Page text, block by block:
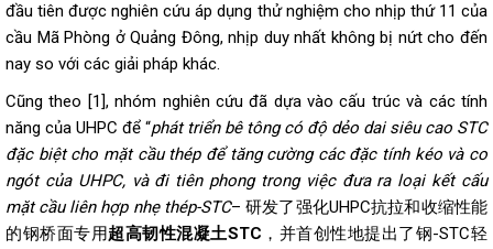
đầu tiên được nghiên cứu áp dụng thử nghiệm cho nhịp thứ 11 của
cầu Mã Phòng ở Quảng Đông, nhịp duy nhất không bị nứt cho đến
nay so với các giải pháp khác.
Cũng theo [1], nhóm nghiên cứu đã dựa vào cấu trúc và các tính
năng của UHPC để “phát triển bê tông có độ dẻo dai siêu cao STC
đặc biệt cho mặt cầu thép để tăng cường các đặc tính kéo và co
ngót của UHPC, và đi tiên phong trong việc đưa ra loại kết cấu
mặt cầu liên hợp nhẹ thép-STC– 研发了强化UHPC抗拉和收缩性能
的钢桥面专用超高韧性混凝土STC ，并首创性地提出了钢-STC轻